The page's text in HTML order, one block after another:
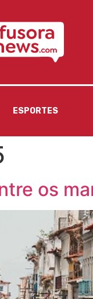
ESPORTES
os